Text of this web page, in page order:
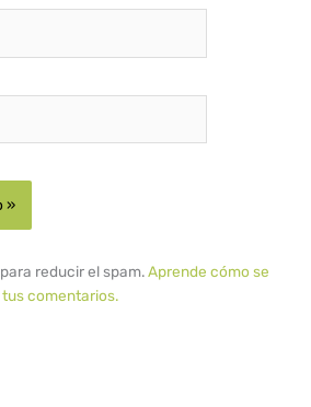
reducir el spam.Aprende cómo se
comentarios.